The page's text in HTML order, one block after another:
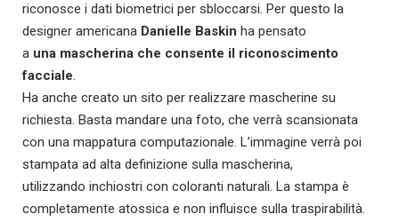
riconosce i dati biometrici per sbloccarsi. Per questo la
designer americana Danielle Baskin ha pensato
a una mascherina che consente il riconoscimento
facciale.
Ha anche creato un sito per realizzare mascherine su
richiesta. Basta mandare una foto, che verrà scansionata
con una mappatura computazionale. L’immagine verrà poi
stampata ad alta definizione sulla mascherina,
utilizzando inchiostri con coloranti naturali. La stampa è
completamente atossica e non influisce sulla traspirabilità.